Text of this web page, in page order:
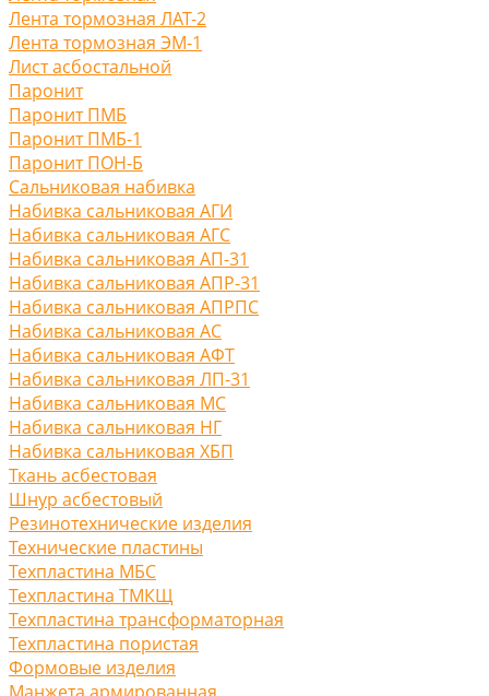
Лента тормозная ЛАТ-2
Лента тормозная ЭМ-1
Лист асбостальной
Паронит
Паронит ПМБ
Паронит ПМБ-1
Паронит ПОН-Б
Сальниковая набивка
Набивка сальниковая АГИ
Набивка сальниковая АГС
Набивка сальниковая АП-31
Набивка сальниковая АПР-31
Набивка сальниковая АПРПС
Набивка сальниковая АС
Набивка сальниковая АФТ
Набивка сальниковая ЛП-31
Набивка сальниковая МС
Набивка сальниковая НГ
Набивка сальниковая ХБП
Ткань асбестовая
Шнур асбестовый
Резинотехнические изделия
Технические пластины
Техпластина МБС
Техпластина ТМКЩ
Техпластина трансформаторная
Техпластина пористая
Формовые изделия